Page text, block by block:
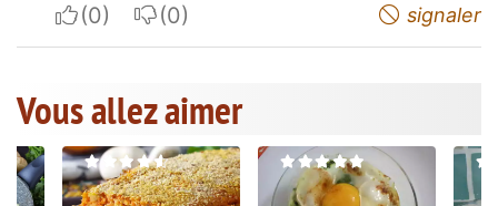
I apreciateI do not appreciate signaler
Vous allez aimer